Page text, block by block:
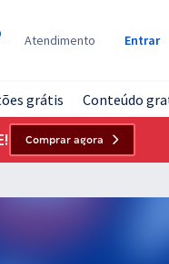
Atendimento Entrar
grátis Conteúdo
Comprar agora